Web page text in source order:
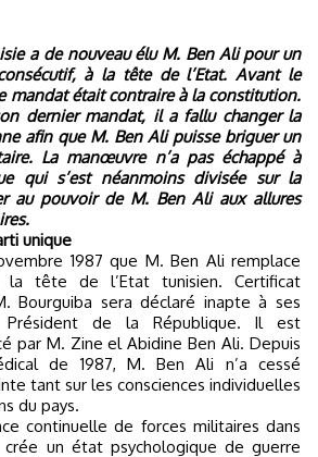
a de nouveau élu M. Ben Ali pour un
à la tête de l’Etat. Avant le
mandat était contraire à la constitution.
dernier mandat, il a fallu changer la
afin que M. Ben Ali puisse briguer un
La manœuvre n’a pas échappé à
qui s’est néanmoins divisée sur la
au pouvoir de M. Ben Ali aux allures
unique
1987 que M. Ben Ali remplace
la tête de l’Etat tunisien. Certificat
Bourguiba sera déclaré inapte à ses
Président de la République. Il est
par M. Zine el Abidine Ben Ali. Depuis
de 1987, M. Ben Ali n’a cessé
tant sur les consciences individuelles
du pays.
continuelle de forces militaires dans
crée un état psychologique de guerre